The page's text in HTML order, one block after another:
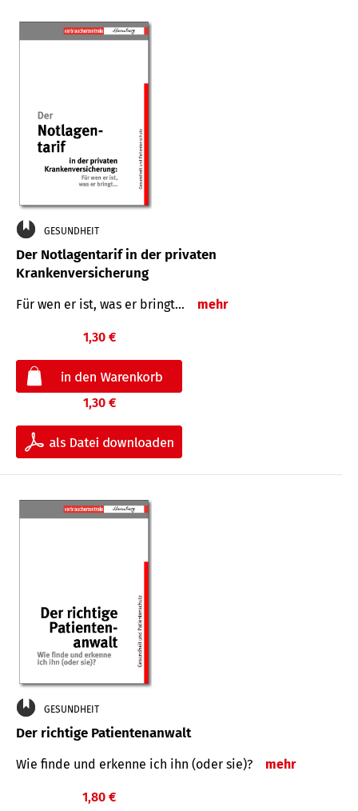
GESUNDHEIT
Der Notlagentarif in der privaten
Krankenversicherung
Für wen er ist, was er bringt… mehr
1,30 €
1,30 €
GESUNDHEIT
Der richtige Patientenanwalt
Wie finde und erkenne ich ihn (oder sie)? mehr
1,80 €